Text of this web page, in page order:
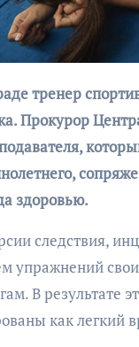
Прокурор
здоровью.
следствия,
упражнений
В результате
как легкий
АФИША
в
пути»